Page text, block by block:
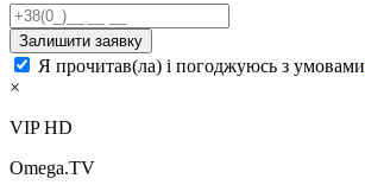
Залишити заявку
Я прочитав(ла) і погоджуюсь з умовами
×
VIP HD
Omega.TV